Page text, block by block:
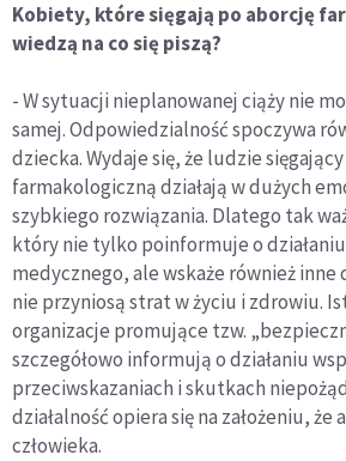
Kobiety, które sięgają po aborcję
wiedzą na co się piszą?
- W sytuacji nieplanowanej ciąży nie
samej. Odpowiedzialność spoczywa
dziecka. Wydaje się, że ludzie
farmakologiczną działają w dużych
szybkiego rozwiązania. Dlatego tak
który nie tylko poinformuje o
medycznego, ale wskaże również
nie przyniosą strat w życiu i zdrowiu.
organizacje promujące tzw.
szczegółowo informują o działaniu
przeciwskazaniach i skutkach
działalność opiera się na założeniu,
człowieka.